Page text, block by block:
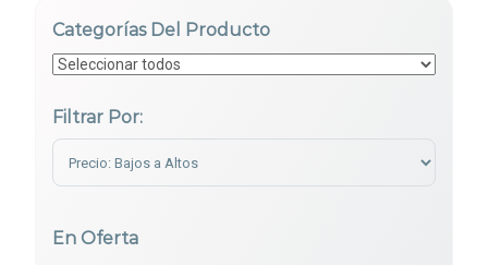
Categorías Del Producto
Filtrar Por:
En Oferta